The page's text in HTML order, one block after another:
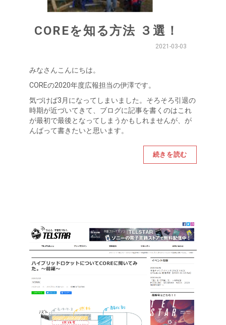
COREを知る方法 ３選！
2021-03-03
みなさんこんにちは。
COREの2020年度広報担当の伊澤です。
気づけば3月になってしまいました。そろそろ引退の
時期が近づいてきて、ブログに記事を書くのはこれ
が最初で最後となってしまうかもしれませんが、が
んばって書きたいと思います。
続きを読む